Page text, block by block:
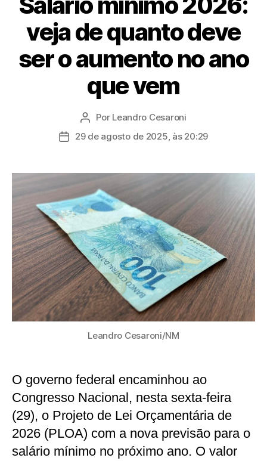
veja de quanto deve
ser o aumento no ano
que vem
Autor
do
Por Leandro Cesaroni
Data29 de agosto de 2025, às 20:29
Leandro Cesaroni/NM
O governo federal encaminhou ao
Congresso Nacional, nesta sexta-feira
(29), o Projeto de Lei Orçamentária de
2026 (PLOA) com a nova previsão para o
salário mínimo no próximo ano. O valor